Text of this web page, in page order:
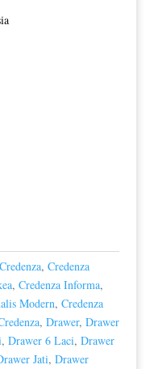
Credenza, Credenza
, Credenza Informa,
Modern, Credenza
, Drawer, Drawer
, Drawer 6 Laci, Drawer
Jati, Drawer